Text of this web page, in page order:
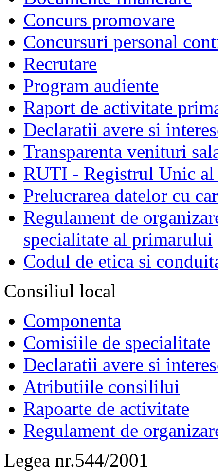
Concurs promovare
Concursuri personal
Recrutare
Program audiente
Raport de activitate
Declaratii avere si
Transparenta venituri
RUTI - Registrul Unic al
Prelucrarea datelor cu
Regulament de
specialitate al primarului
Codul de etica si
Consiliul local
Componenta
Comisiile de specialitate
Declaratii avere si
Atributiile consililui
Rapoarte de activitate
Regulament de
Legea nr.544/2001